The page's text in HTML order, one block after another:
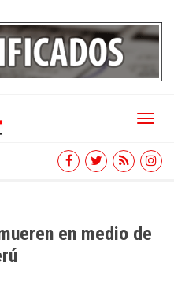
Toggle
en medio de